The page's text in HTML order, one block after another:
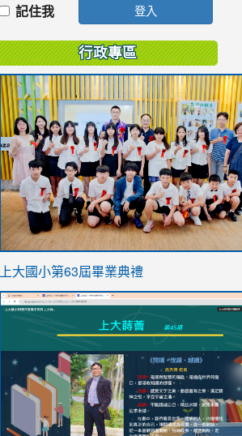
記住我 登入
行政專區
link
https://sites.google.com/stes.tyc.edu.tw/
上大國小第63屆畢業典禮
link